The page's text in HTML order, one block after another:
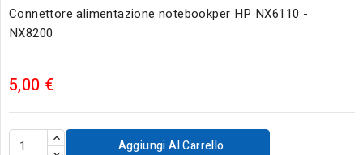
Connettore alimentazione notebookper HP NX6110 -
NX8200
5,00 €
Aggiungi Al Carrello